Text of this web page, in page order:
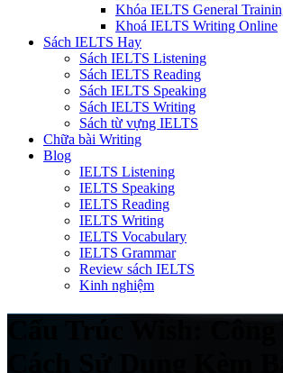
Khóa IELTS General
Khoá IELTS Writing Online
Sách IELTS Hay
Sách IELTS Listening
Sách IELTS Reading
Sách IELTS Speaking
Sách IELTS Writing
Sách từ vựng IELTS
Chữa bài Writing
Blog
IELTS Listening
IELTS Speaking
IELTS Reading
IELTS Writing
IELTS Vocabulary
IELTS Grammar
Review sách IELTS
Kinh nghiệm
Cấu Trúc Wish: Công